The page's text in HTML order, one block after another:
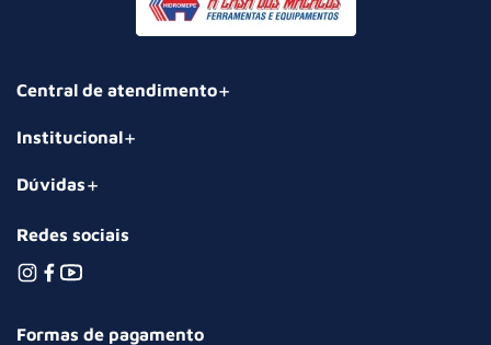
Central de atendimento
Institucional
Dúvidas
Redes sociais
Formas de pagamento